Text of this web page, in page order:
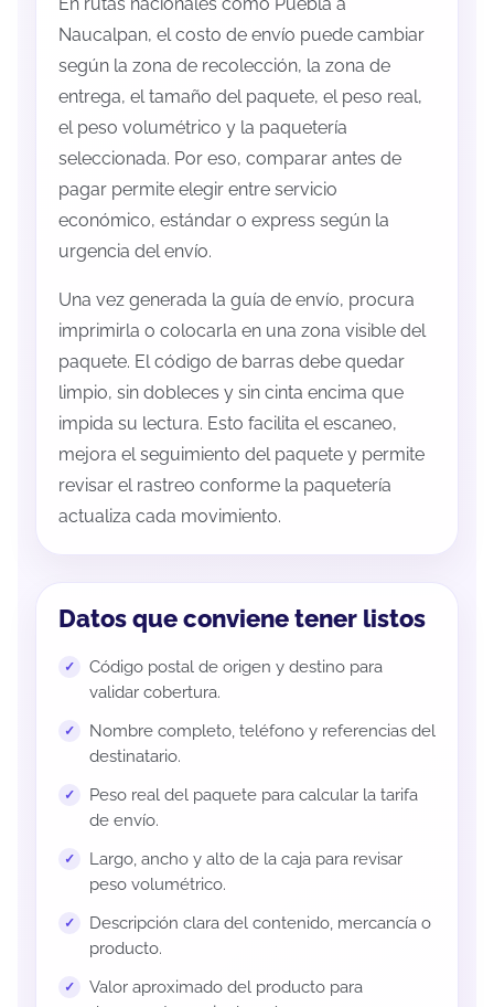
En rutas nacionales como Puebla a
Naucalpan, el costo de envío puede cambiar
según la zona de recolección, la zona de
entrega, el tamaño del paquete, el peso real,
el peso volumétrico y la paquetería
seleccionada. Por eso, comparar antes de
pagar permite elegir entre servicio
económico, estándar o express según la
urgencia del envío.
Una vez generada la guía de envío, procura
imprimirla o colocarla en una zona visible del
paquete. El código de barras debe quedar
limpio, sin dobleces y sin cinta encima que
impida su lectura. Esto facilita el escaneo,
mejora el seguimiento del paquete y permite
revisar el rastreo conforme la paquetería
actualiza cada movimiento.
Datos que conviene tener listos
Código postal de origen y destino para
validar cobertura.
Nombre completo, teléfono y referencias del
destinatario.
Peso real del paquete para calcular la tarifa
de envío.
Largo, ancho y alto de la caja para revisar
peso volumétrico.
Descripción clara del contenido, mercancía o
producto.
Valor aproximado del producto para